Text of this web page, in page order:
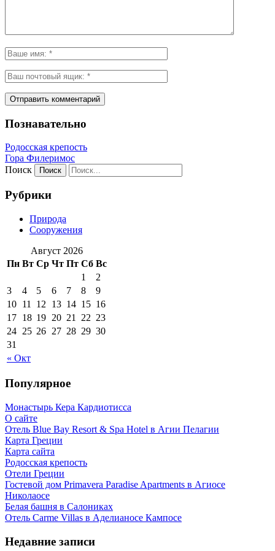
Познавательно
Родосская крепость
Гора Филеримос
Поиск
Рубрики
Природа
Сооружения
Август 2026
Пн Вт Ср Чт Пт Сб Вс
« Окт
1
2
3
4 5 6 7 8
9
10 11 12 13 14 15 16
17 18 19 20 21 22 23
24 25 26 27 28 29 30
31
Популярное
Монастырь Кера Кардиотисса
О сайте
Отель Blue Bay Resort & Spa Hotel в Агии Пелагии
Карта Греции
Карта сайта
Родосская крепость
Отели Греции
Гостевой дом Primavera Paradise Apartments в Агиосе
Николаосе
Белая башня в Салониках
Отель Carme Villas в Аделианосе Кампосе
Недавние записи